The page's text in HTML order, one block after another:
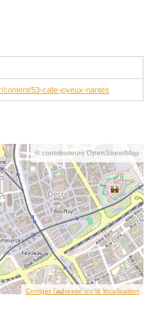
content/53-cafe-joyeux-nantes
© contributeurs OpenStreetMap
Corriger l’adresse ou la localisation